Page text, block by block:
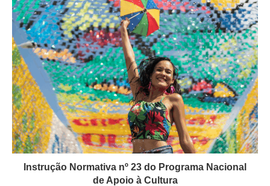
Instrução Normativa nº 23 do Programa Nacional
de Apoio à Cultura